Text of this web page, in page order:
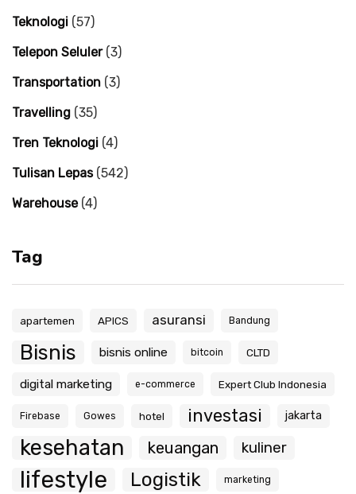
Teknologi (57)
Telepon Seluler(3)
Transportation (3)
Travelling (35)
Tren Teknologi (4)
Tulisan Lepas(542)
Warehouse(4)
Tag
apartemen APICS asuransi Bandung
Bisnis bisnis online bitcoin CLTD
digital marketing e-commerce Expert Club Indonesia
Firebase Gowes hotel investasi jakarta
kesehatan keuangan kuliner
lifestyle Logistik marketing